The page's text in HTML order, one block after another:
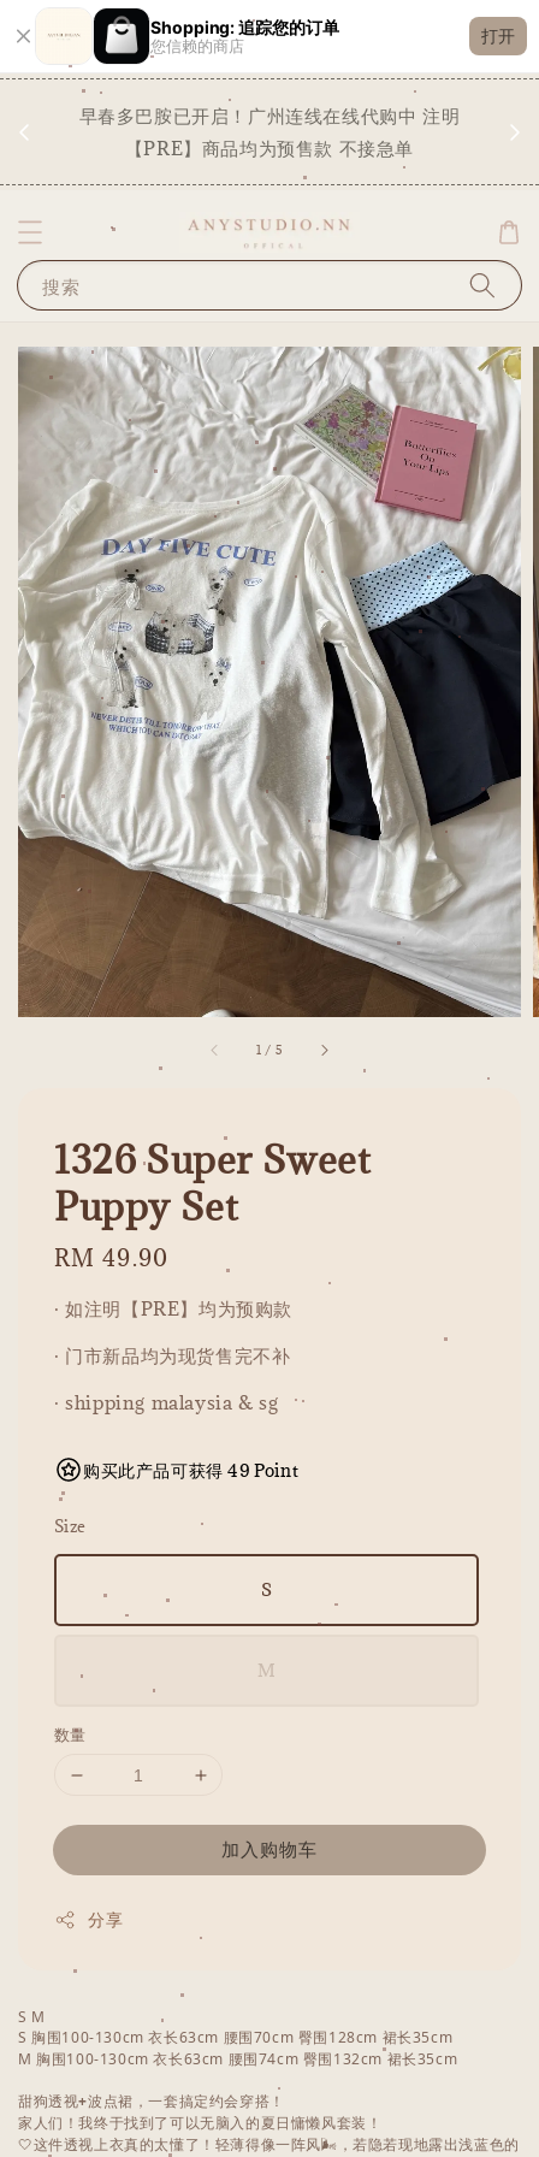
Shopping: 追踪您的订单
您信赖的商店
打开
早春多巴胺已开启！广州连线在线代购中 注明
【PRE】商品均为预售款 不接急单
搜索
1 / 5
1326 Super Sweet
Puppy Set
Regular
RM 49.90
· 如注明【PRE】均为预购款
· 门市新品均为现货售完不补
· shipping malaysia & sg
购买此产品可获得 49 Point
Size
S
M
数量
加入购物车
分享
S M
S 胸围100-130cm 衣长63cm 腰围70cm 臀围128cm 裙长35cm
M 胸围100-130cm 衣长63cm 腰围74cm 臀围132cm 裙长35cm
甜狗透视+波点裙，一套搞定约会穿搭！
家人们！我终于找到了可以无脑入的夏日慵懒风套装！
🤍这件透视上衣真的太懂了！轻薄得像一阵风🌬️，若隐若现地露出浅蓝色的